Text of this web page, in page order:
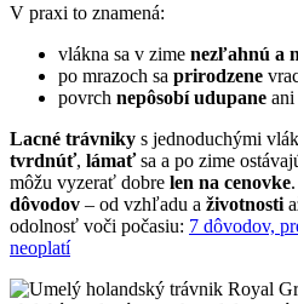
V praxi to znamená:
vlákna sa v zime nezľahnú a
po mrazoch sa prirodzene
povrch nepôsobí udupane ani
Lacné trávniky s jednoduchými
tvrdnúť, lámaťsa a po zime
môžu vyzerať dobre len na cenovke
dôvodov – od vzhľadu a životnosti
odolnosť voči počasiu: 7 dôvodov,
neoplatí